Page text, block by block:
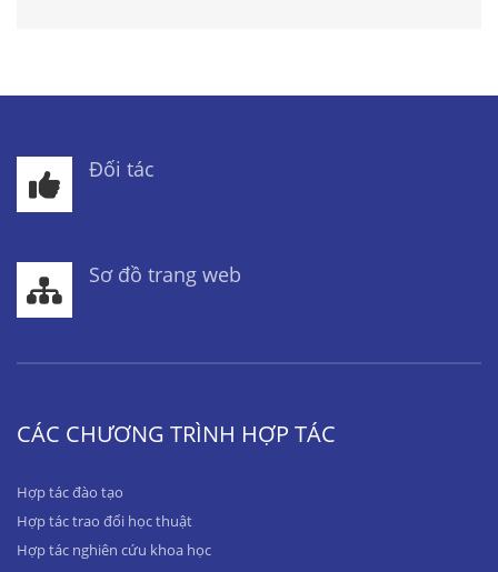
Đối tác
Sơ đồ trang web
CÁC CHƯƠNG TRÌNH HỢP TÁC
Hợp tác đào tạo
Hợp tác trao đổi học thuật
Hợp tác nghiên cứu khoa học